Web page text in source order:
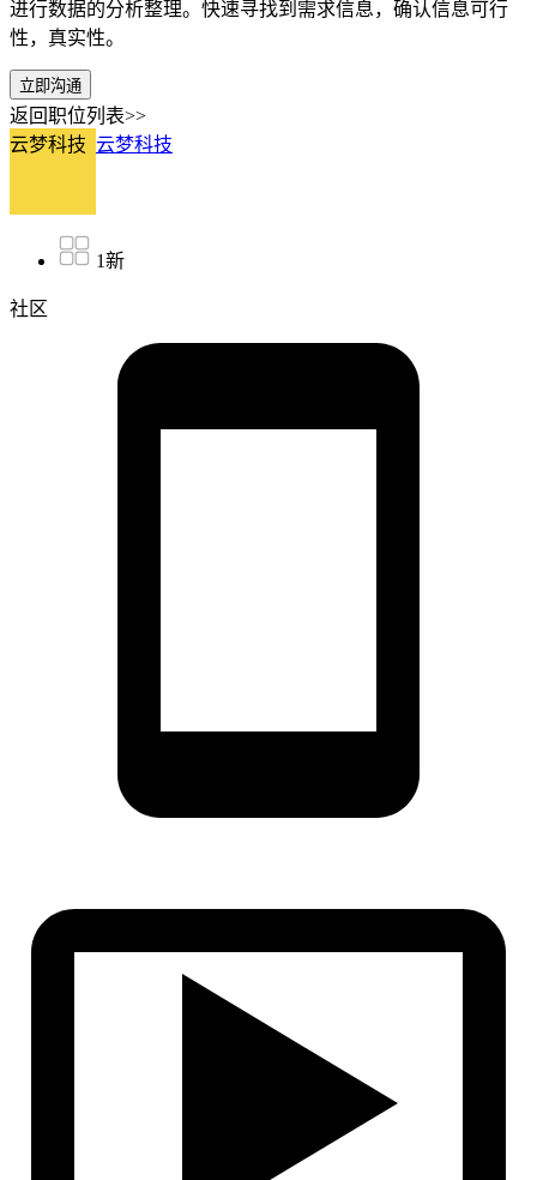
进行数据的分析整理。快速寻找到需求信息，确认信息可行
性，真实性。
立即沟通
返回职位列表>>
云梦科技 云梦科技
1新
社区